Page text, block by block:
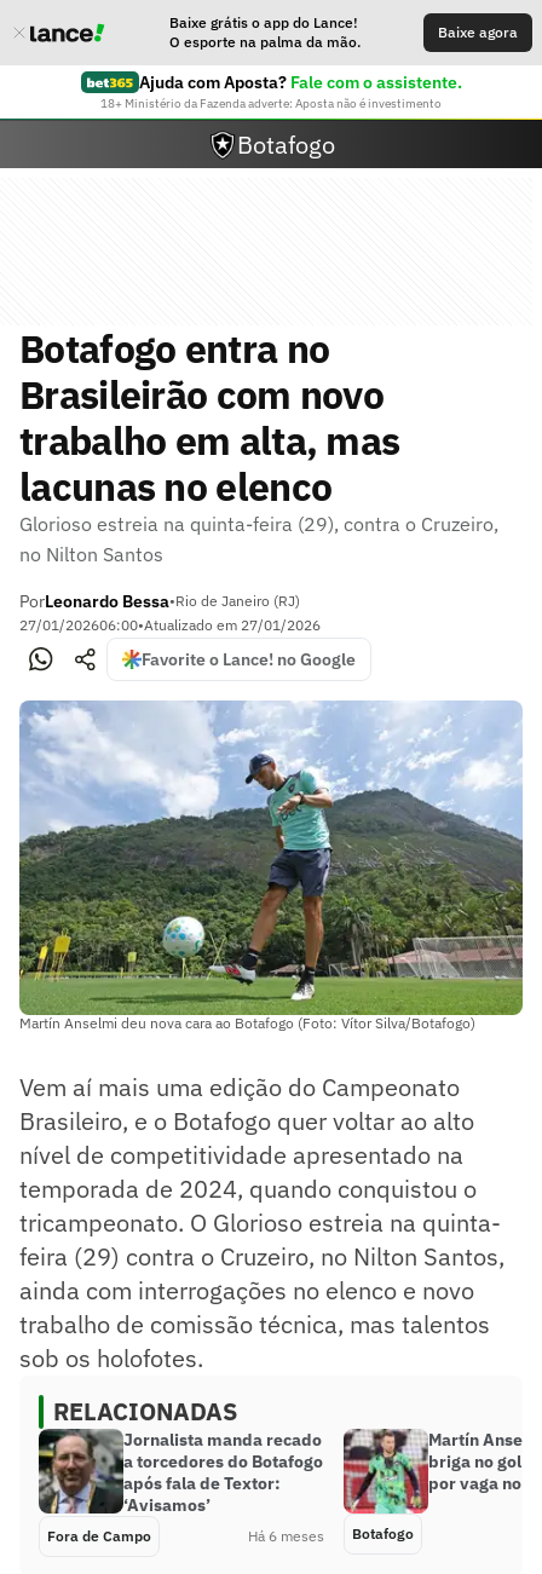
Baixe grátis o app do Lance!
O esporte na palma da mão.
Baixe agora
Ajuda com Aposta? Fale com o assistente.
18+ Ministério da Fazenda adverte: Aposta não é investimento
Botafogo
Botafogo entra no
Brasileirão com novo
trabalho em alta, mas
lacunas no elenco
Glorioso estreia na quinta-feira (29), contra o Cruzeiro,
no Nilton Santos
PorLeonardo Bessa•Rio de Janeiro (RJ)
27/01/202606:00•Atualizado em 27/01/2026
Favorite o Lance! no Google
Martín Anselmi deu nova cara ao Botafogo (Foto: Vítor Silva/Botafogo)
Vem aí mais uma edição do Campeonato
Brasileiro, e o Botafogo quer voltar ao alto
nível de competitividade apresentado na
temporada de 2024, quando conquistou o
tricampeonato. O Glorioso estreia na quinta-
feira (29) contra o Cruzeiro, no Nilton Santos,
ainda com interrogações no elenco e novo
trabalho de comissão técnica, mas talentos
sob os holofotes.
RELACIONADAS
Jornalista manda recado
a torcedores do Botafogo
após fala de Textor:
‘Avisamos’
Fora de Campo Há 6 meses
Martín
briga no gol
por vaga no
Botafogo